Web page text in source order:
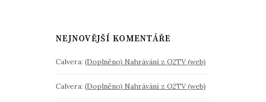
NEJNOVĚJŠÍ KOMENTÁŘE
Calvera:(Doplněno) Nahrávání z O2TV (web)
Calvera:(Doplněno) Nahrávání z O2TV (web)